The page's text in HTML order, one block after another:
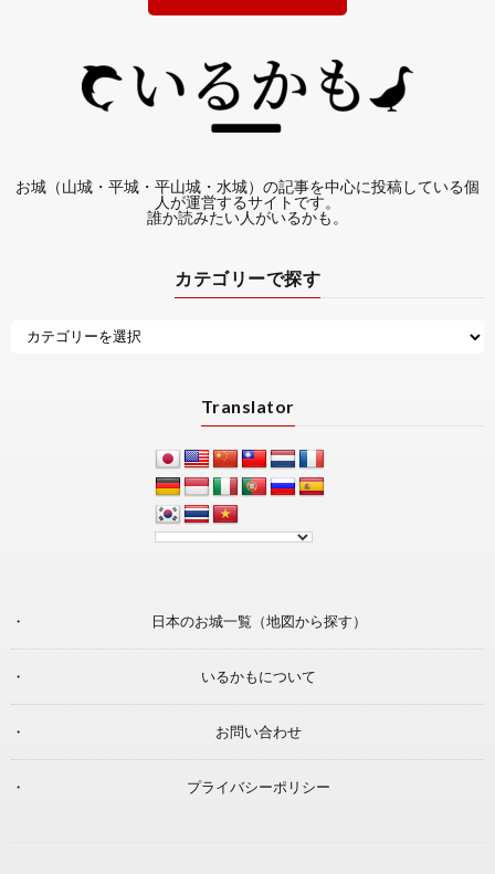
お城（山城・平城・平山城・水城）の記事を中心に投稿している個
人が運営するサイトです。
誰か読みたい人がいるかも。
カテゴリーで探す
Translator
日本のお城一覧（地図から探す）
いるかもについて
お問い合わせ
プライバシーポリシー